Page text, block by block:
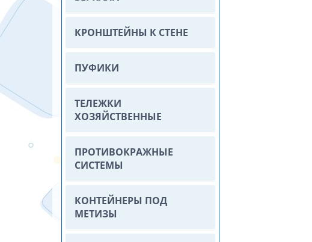
КРОНШТЕЙНЫ К СТЕНЕ
ПУФИКИ
ТЕЛЕЖКИ
ХОЗЯЙСТВЕННЫЕ
ПРОТИВОКРАЖНЫЕ
СИСТЕМЫ
КОНТЕЙНЕРЫ ПОД
МЕТИЗЫ